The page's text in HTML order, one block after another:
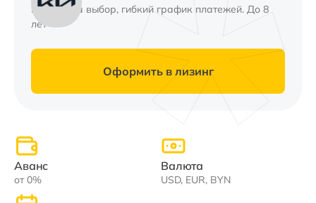
Валюта на выбор, гибкий график платежей. До 8
лет
Оформить в лизинг
Аванс
от 0%
Валюта
USD, EUR, BYN